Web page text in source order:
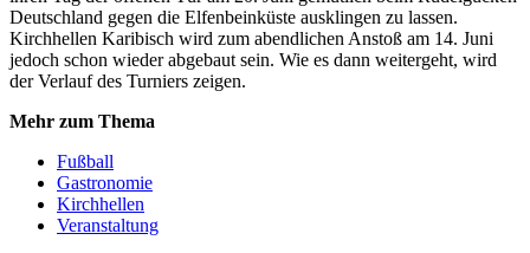
Deutschland gegen die Elfenbeinküste ausklingen zu lassen.
Kirchhellen Karibisch wird zum abendlichen Anstoß am 14. Juni
jedoch schon wieder abgebaut sein. Wie es dann weitergeht, wird
der Verlauf des Turniers zeigen.
Mehr zum Thema
Fußball
Gastronomie
Kirchhellen
Veranstaltung